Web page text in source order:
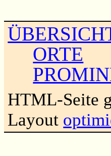
ORTE
HTML-Seite
Layout